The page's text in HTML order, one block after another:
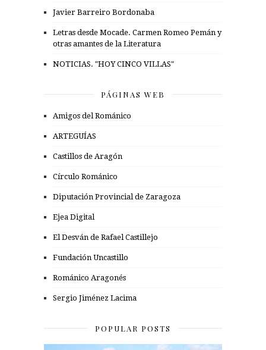
Javier Barreiro Bordonaba
Letras desde Mocade. Carmen Romeo Pemán y
otras amantes de la Literatura
NOTICIAS. "HOY CINCO VILLAS"
PÁGINAS WEB
Amigos del Románico
ARTEGUÍAS
Castillos de Aragón
Círculo Románico
Diputación Provincial de Zaragoza
Ejea Digital
El Desván de Rafael Castillejo
Fundación Uncastillo
Románico Aragonés
Sergio Jiménez Lacima
POPULAR POSTS